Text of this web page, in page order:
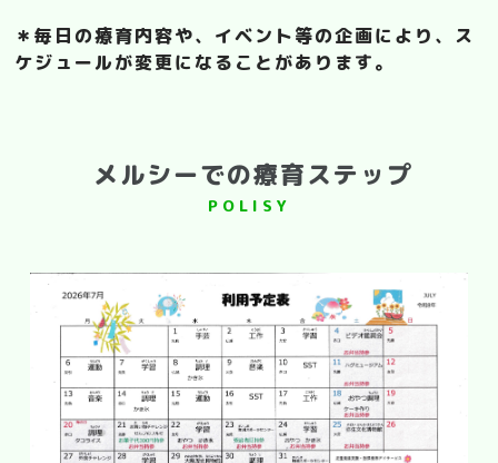
＊毎日の療育内容や、イベント等の企画により、ス
ケジュールが変更になることがあります。
メルシーでの療育ステップ
POLISY